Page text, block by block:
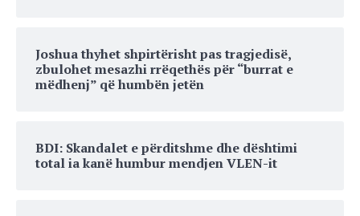
Joshua thyhet shpirtërisht pas tragjedisë,
zbulohet mesazhi rrëqethës për “burrat e
mëdhenj” që humbën jetën
BDI: Skandalet e përditshme dhe dështimi
total ia kanë humbur mendjen VLEN-it